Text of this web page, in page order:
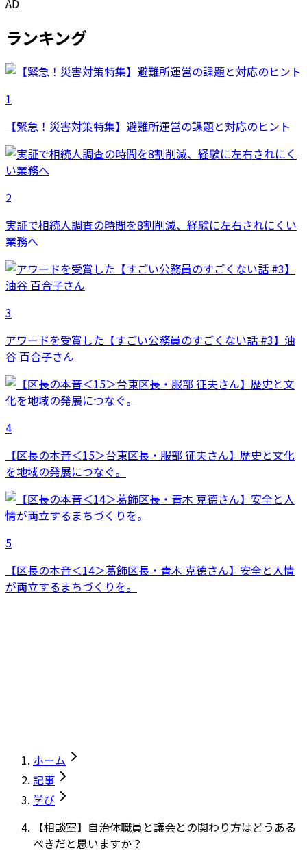
AD
ランキング
1
【緊急！災害対策特集】避難所運営の課題と対応のヒント
2
実証で相続人調査の時間を8割削減、経験に左右されにくい
業務へ
3
アワードを受賞した【すごい公務員のすごくない話 #3】油
谷 百合子さん
4
【区長の本音＜15＞台東区長・服部 征夫さん】歴史と文化
を地域の発展につなぐ。
5
【区長の本音＜14＞葛飾区長・青木 克德さん】安全と人情
が両立するまちづくりを。
ホーム
記事
学び
【相談室】自治体職員と議会との関わり方はどうある
べきだと思いますか？